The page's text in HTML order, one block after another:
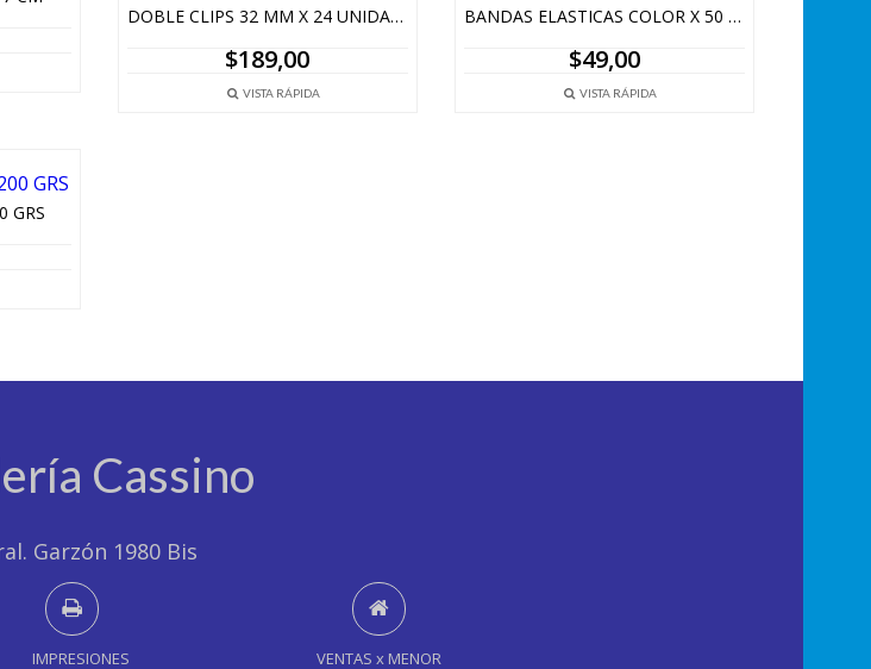
DOBLE CLIPS 32 MM X 24 UNIDADES
$189,00
VISTA RÁPIDA
BANDAS ELASTICAS COLOR X 50 GRS 50MM
$49,00
VISTA RÁPIDA
GRS
Cassino
Garzón 1980 Bis
IMPRESIONES VENTAS x MENOR